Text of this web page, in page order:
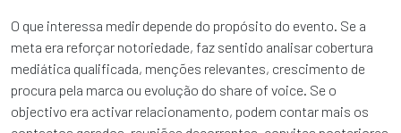
O que interessa medir depende do propósito do evento. Se a
meta era reforçar notoriedade, faz sentido analisar cobertura
mediática qualificada, menções relevantes, crescimento de
procura pela marca ou evolução do share of voice. Se o
objectivo era activar relacionamento, podem contar mais os